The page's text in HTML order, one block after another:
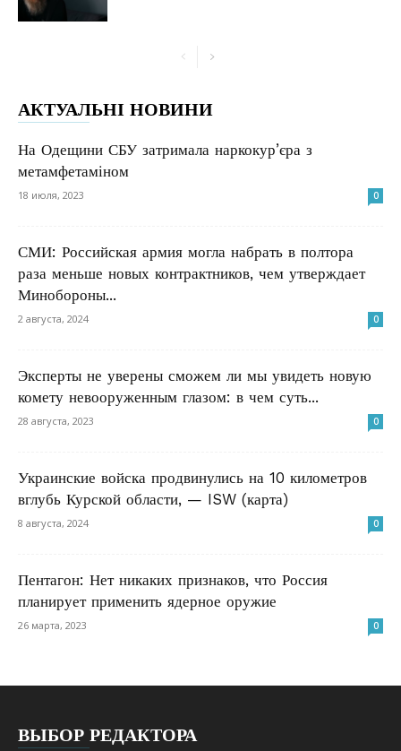
АКТУАЛЬНІ НОВИНИ
На Одещини СБУ затримала наркокур’єра з
метамфетаміном
18 июля, 2023 0
СМИ: Российская армия могла набрать в полтора
раза меньше новых контрактников, чем утверждает
Минобороны...
2 августа, 2024 0
Эксперты не уверены сможем ли мы увидеть новую
комету невооруженным глазом: в чем суть...
28 августа, 2023 0
Украинские войска продвинулись на 10 километров
вглубь Курской области, — ISW (карта)
8 августа, 2024 0
Пентагон: Нет никаких признаков, что Россия
планирует применить ядерное оружие
26 марта, 2023 0
ВЫБОР РЕДАКТОРА